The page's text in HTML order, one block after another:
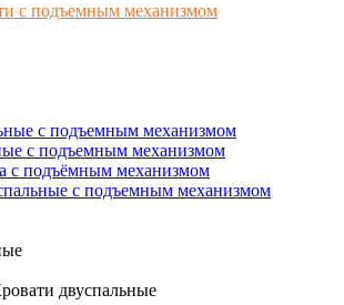
с подъемным механизмом
с подъемным механизмом
с подъемным механизмом
с подъёмным механизмом
с подъемным механизмом
двуспальные